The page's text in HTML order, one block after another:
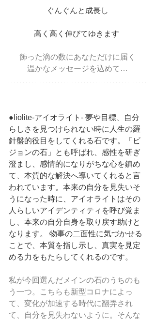
ぐんぐんと成長し
高く高く伸びてゆきます
飾った滴の数にあなただけに届く
温かなメッセージを込めて…
●Iiolite-アイオライト- 夢や目標、自分
らしさを見つけられない時に人生の羅
針盤的役目をしてくれる石です。「ビ
ジョンの石」とも呼ばれ、感性を研ぎ
澄まし、感情的になりがちな心を鎮め
て、本質的な解決へ導いてくれると言
われています。本来の自分を見失いそ
うになった時に、アイオライトはその
人らしいアイデンティティを呼び覚ま
し、本来の自分自身を取り戻す助けと
なります。 物事の二面性に気づかせる
ことで、本質を指し示し、真実を見定
める力をもたらしてくれるのです。
私が今回選んだメインの石のうちのも
う一つ。こちらも新型コロナによっ
て、変化が加速する時代に翻弄され
て、自分を見失わないように。そんな